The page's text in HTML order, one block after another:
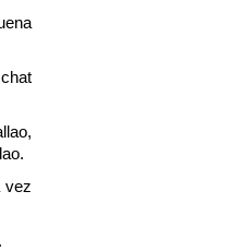
vez
.